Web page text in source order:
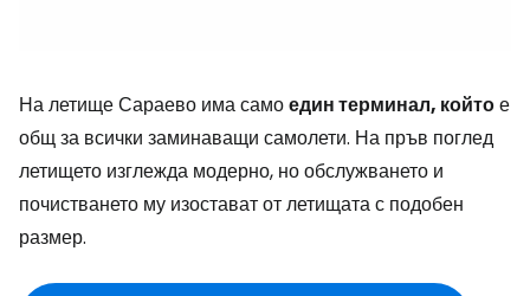
На летище Сараево има самоедин терминал, койтое
общ за всички заминаващи самолети. На пръв поглед
летището изглежда модерно, но обслужването и
почистването му изостават от летищата с подобен
размер.